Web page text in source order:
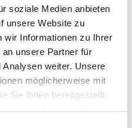
soziale Medien anbieten
unsere Website zu
wir Informationen zu Ihrer
unsere Partner für
weiter. Unsere
möglicherweise mit
Sie ihnen bereitgestellt